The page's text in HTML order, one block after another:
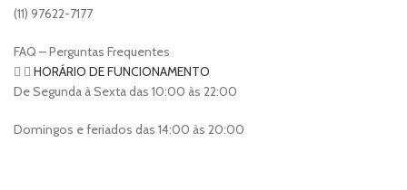
(11) 97622-7177
FAQ – Perguntas Frequentes
HORÁRIO DE FUNCIONAMENTO
De Segunda à Sexta das 10:00 às 22:00
Domingos e feriados das 14:00 às 20:00